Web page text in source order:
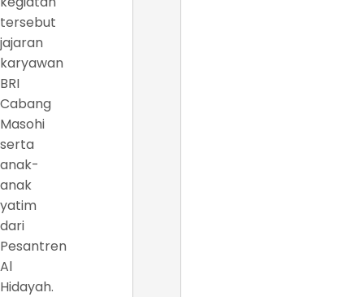
tersebut
jajaran
karyawan
BRI
Cabang
Masohi
serta
anak-
anak
yatim
dari
Pesantren
Al
Hidayah.